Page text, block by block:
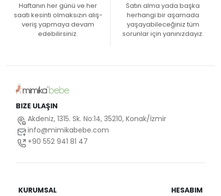
Haftanın her günü ve her
saati kesinti olmaksızın alış-
veriş yapmaya devam
edebilirsiniz.
Satın alma yada başka
herhangi bir aşamada
yaşayabileceğiniz tüm
sorunlar için yanınızdayız.
BIZE ULAŞIN
Akdeniz, 1315. Sk. No:14, 35210, Konak/İzmir
info@mimikabebe.com
+90 552 941 81 47
KURUMSAL
HESABIM